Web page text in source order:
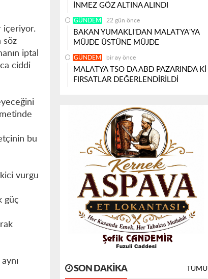
içeriyor.
söz
iptal
ciddi
bu
vurgu
güç
İNMEZ GÖZ ALTINA ALINDI
GÜNDEM 22 gün önce
BAKAN YUMAKLI'DAN MALATYA'YA
MÜJDE ÜSTÜNE MÜJDE
GÜNDEM bir ay önce
MALATYA TSO DA ABD PAZARINDA Kİ
FIRSATLAR DEĞERLENDİRİLDİ
SON DAKIKA TÜMÜ